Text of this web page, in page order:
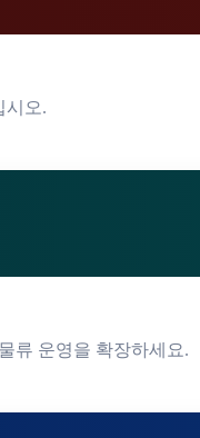
시오.
류 운영을 확장하세요.